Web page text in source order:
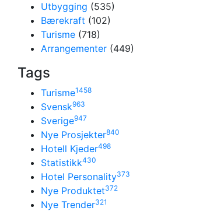
Utbygging (535)
Bærekraft (102)
Turisme (718)
Arrangementer (449)
Tags
Turisme1458
Svensk963
Sverige947
Nye Prosjekter840
Hotell Kjeder498
Statistikk430
Hotel Personality373
Nye Produktet372
Nye Trender321